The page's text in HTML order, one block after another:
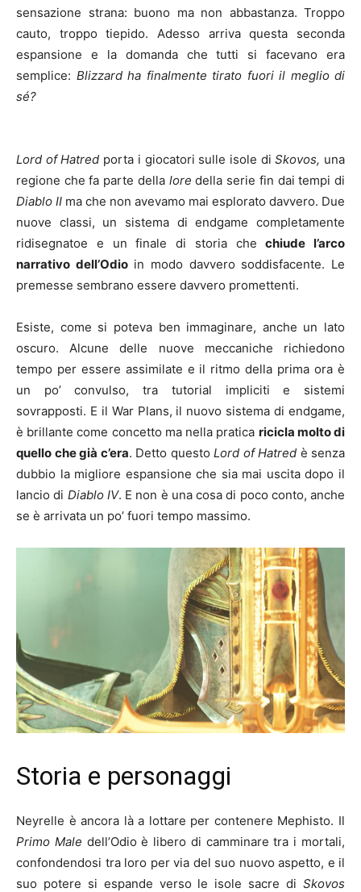
sensazione strana: buono ma non abbastanza. Troppo
cauto, troppo tiepido. Adesso arriva questa seconda
espansione e la domanda che tutti si facevano era
semplice: Blizzard ha finalmente tirato fuori il meglio di
sé?
Lord of Hatred porta i giocatori sulle isole diSkovos, una
regione che fa parte della lore della serie fin dai tempi di
Diablo II ma che non avevamo mai esplorato davvero. Due
nuove classi, un sistema di endgame completamente
ridisegnatoe e un finale di storia chechiude l’arco
narrativo dell’Odioin modo davvero soddisfacente. Le
premesse sembrano essere davvero promettenti.
Esiste, come si poteva ben immaginare, anche un lato
oscuro. Alcune delle nuove meccaniche richiedono
tempo per essere assimilate e il ritmo della prima ora è
un po’ convulso, tra tutorial impliciti e sistemi
sovrapposti. E il War Plans, il nuovo sistema di endgame,
è brillante come concetto ma nella pratica ricicla molto di
quello che già c’era. Detto questo Lord of Hatred è senza
dubbio la migliore espansione che sia mai uscita dopo il
lancio di Diablo IV. E non è una cosa di poco conto, anche
se è arrivata un po’ fuori tempo massimo.
Storia e personaggi
Neyrelle è ancora là a lottare per contenere Mephisto. Il
Primo Male dell’Odio è libero di camminare tra i mortali,
confondendosi tra loro per via del suo nuovo aspetto, e il
suo potere si espande verso le isole sacre di Skovos